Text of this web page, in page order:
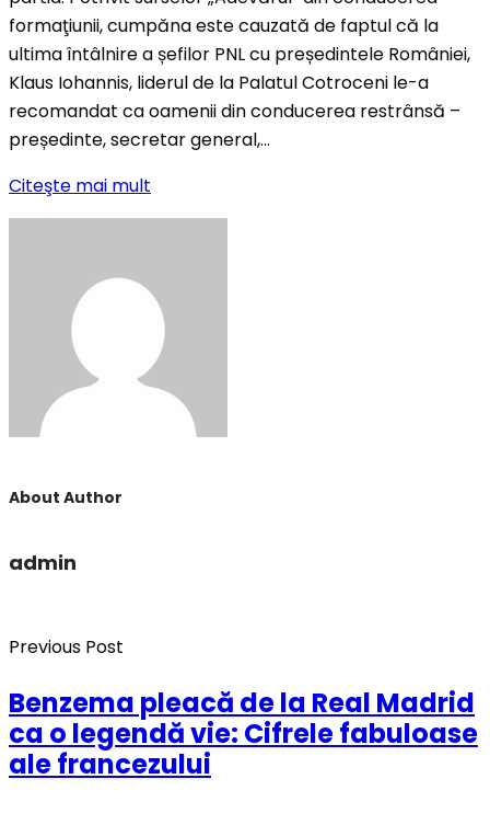
formaţiunii, cumpăna este cauzată de faptul că la
ultima întâlnire a șefilor PNL cu președintele României,
Klaus Iohannis, liderul de la Palatul Cotroceni le-a
recomandat ca oamenii din conducerea restrânsă –
președinte, secretar general,…
Citeşte mai mult
About Author
admin
Previous Post
Benzema pleacă de la Real Madrid
ca o legendă vie: Cifrele fabuloase
ale francezului